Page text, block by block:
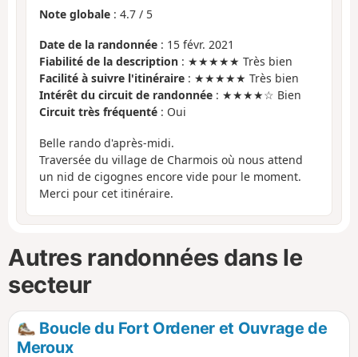
Note globale : 4.7 / 5
Date de la randonnée : 15 févr. 2021
Fiabilité de la description : ★★★★★ Très bien
Facilité à suivre l'itinéraire : ★★★★★ Très bien
Intérêt du circuit de randonnée : ★★★★☆ Bien
Circuit très fréquenté : Oui
Belle rando d'après-midi.
Traversée du village de Charmois où nous attend
un nid de cigognes encore vide pour le moment.
Merci pour cet itinéraire.
Autres randonnées dans le
secteur
Boucle du Fort Ordener et Ouvrage de
Meroux